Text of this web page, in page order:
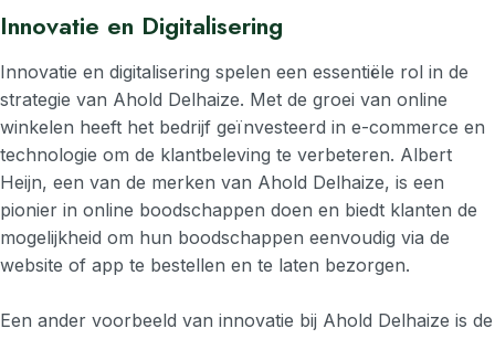
Innovatie en Digitalisering
Innovatie en digitalisering spelen een essentiële rol in de
strategie van Ahold Delhaize. Met de groei van online
winkelen heeft het bedrijf geïnvesteerd in e-commerce en
technologie om de klantbeleving te verbeteren. Albert
Heijn, een van de merken van Ahold Delhaize, is een
pionier in online boodschappen doen en biedt klanten de
mogelijkheid om hun boodschappen eenvoudig via de
website of app te bestellen en te laten bezorgen.
Een ander voorbeeld van innovatie bij Ahold Delhaize is de